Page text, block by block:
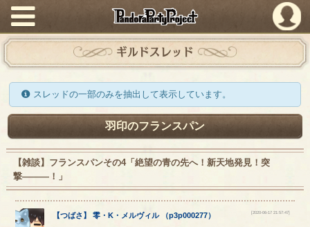
PandoraPartyProject
ギルドスレッド
スレッドの一部のみを抽出して表示しています。
羽印のフランスパン
【雑談】フランスパンその4「絶望の青の先へ！新天地発見！突
撃―――！」
【つばさ 】零 ・K ・ メルヴィル（p3p000277） [2020-06-17 21:57:47]